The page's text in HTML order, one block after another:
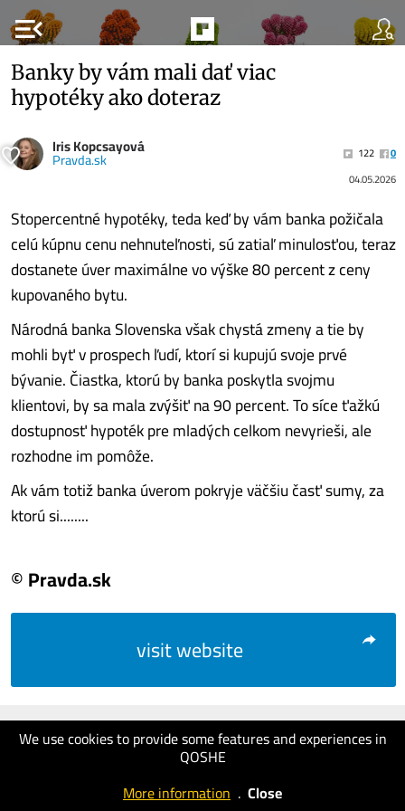
menu_open
We use cookies to provide some features and experiences in
QOSHE
More information . Close
Banky by vám mali dať viac
hypotéky ako doteraz
Iris Kopcsayová
Pravda.sk 122
0
04.05.2026
Stopercentné hypotéky, teda keď by vám banka požičala
celú kúpnu cenu nehnuteľnosti, sú zatiaľ minulosťou, teraz
dostanete úver maximálne vo výške 80 percent z ceny
kupovaného bytu.
Národná banka Slovenska však chystá zmeny a tie by
mohli byť v prospech ľudí, ktorí si kupujú svoje prvé
bývanie. Čiastka, ktorú by banka poskytla svojmu
klientovi, by sa mala zvýšiť na 90 percent. To síce ťažkú
dostupnosť hypoték pre mladých celkom nevyrieši, ale
rozhodne im pomôže.
Ak vám totiž banka úverom pokryje väčšiu časť sumy, za
ktorú si........
© Pravda.sk
visit website